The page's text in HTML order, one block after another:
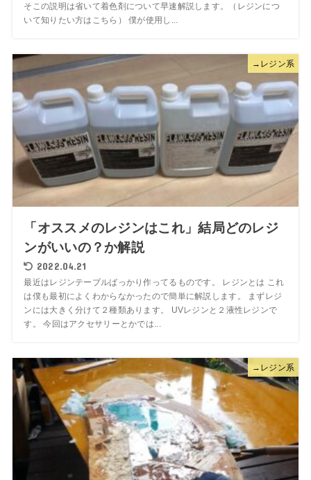
そこの説明は省いて着色剤について早速解説します。（レジンにつ
いて知りたい方はこちら） 僕が使用し...
→レジン系
「オススメのレジンはこれ」結局どのレジ
ンがいいの？か解説
2022.04.21
最近はレジンテーブルばっかり作ってるものです。 レジンとは これ
は僕も最初によくわからなかったので簡単に解説します。 まずレジ
ンには大きく分けて２種類あります。 UVレジンと２液性レジンで
す。 今回はアクセサリーとかでは...
→レジン系